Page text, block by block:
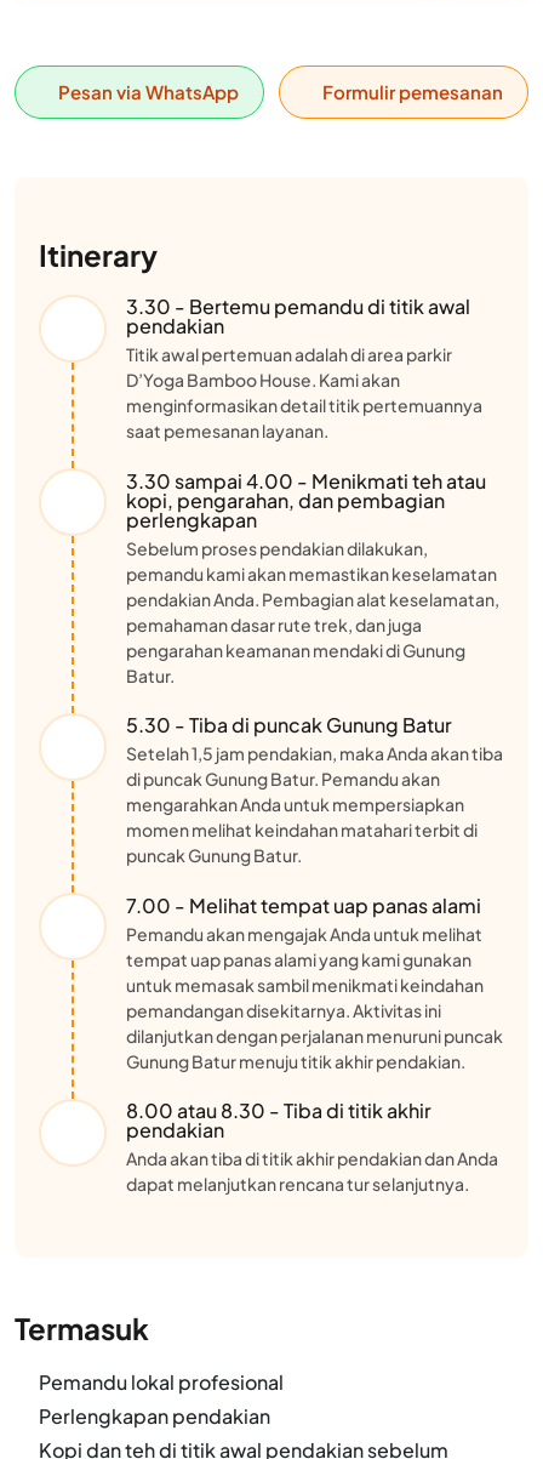
Pesan via WhatsApp Formulir pemesanan
Itinerary
3.30 - Bertemu pemandu di titik awal
pendakian
Titik awal pertemuan adalah di area parkir
D’Yoga Bamboo House. Kami akan
menginformasikan detail titik pertemuannya
saat pemesanan layanan.
3.30 sampai 4.00 - Menikmati teh atau
kopi, pengarahan, dan pembagian
perlengkapan
Sebelum proses pendakian dilakukan,
pemandu kami akan memastikan keselamatan
pendakian Anda. Pembagian alat keselamatan,
pemahaman dasar rute trek, dan juga
pengarahan keamanan mendaki di Gunung
Batur.
5.30 - Tiba di puncak Gunung Batur
Setelah 1,5 jam pendakian, maka Anda akan tiba
di puncak Gunung Batur. Pemandu akan
mengarahkan Anda untuk mempersiapkan
momen melihat keindahan matahari terbit di
puncak Gunung Batur.
7.00 - Melihat tempat uap panas alami
Pemandu akan mengajak Anda untuk melihat
tempat uap panas alami yang kami gunakan
untuk memasak sambil menikmati keindahan
pemandangan disekitarnya. Aktivitas ini
dilanjutkan dengan perjalanan menuruni puncak
Gunung Batur menuju titik akhir pendakian.
8.00 atau 8.30 - Tiba di titik akhir
pendakian
Anda akan tiba di titik akhir pendakian dan Anda
dapat melanjutkan rencana tur selanjutnya.
Termasuk
Pemandu lokal profesional
Perlengkapan pendakian
Kopi dan teh di titik awal pendakian sebelum